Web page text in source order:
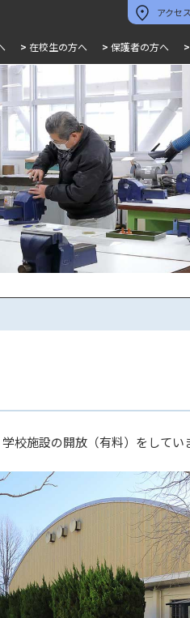
アクセス
> 在校生の方へ > 保護者の方へ >
校施設の開放（有料）をしてい